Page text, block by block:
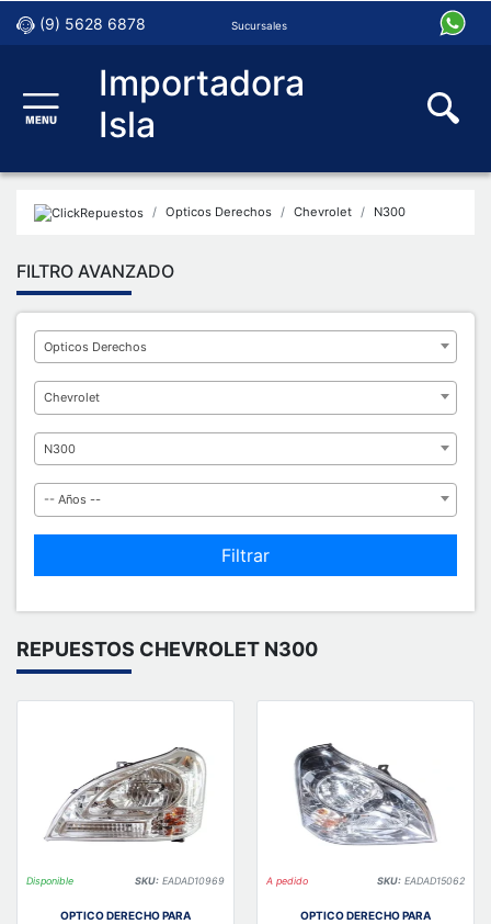
(9) 5628 6878 Sucursales
Importadora
Isla
Opticos Derechos Chevrolet N300
FILTRO AVANZADO
Opticos Derechos
Chevrolet
N300
-- Años --
Filtrar
REPUESTOS CHEVROLET N300
Disponible SKU: EADAD10969
OPTICO DERECHO PARA
A pedido SKU: EADAD15062
OPTICO DERECHO PARA